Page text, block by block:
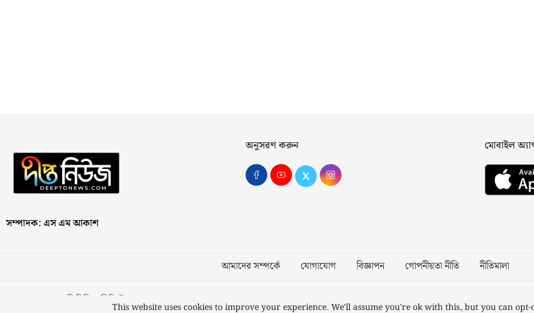
সম্পাদক: এস এম আকাশ
অনুসরণ করুন মোবাইল
আমাদের সম্পর্কে যোগাযোগ বিজ্ঞাপন গোপনীয়তা নীতি নীতিমালা
স্বত্ব © ২০২৩ কাজী মিডিয়া লিমিটেডThis website uses cookies to improve your experience. We'll assume you're ok with this, but you can